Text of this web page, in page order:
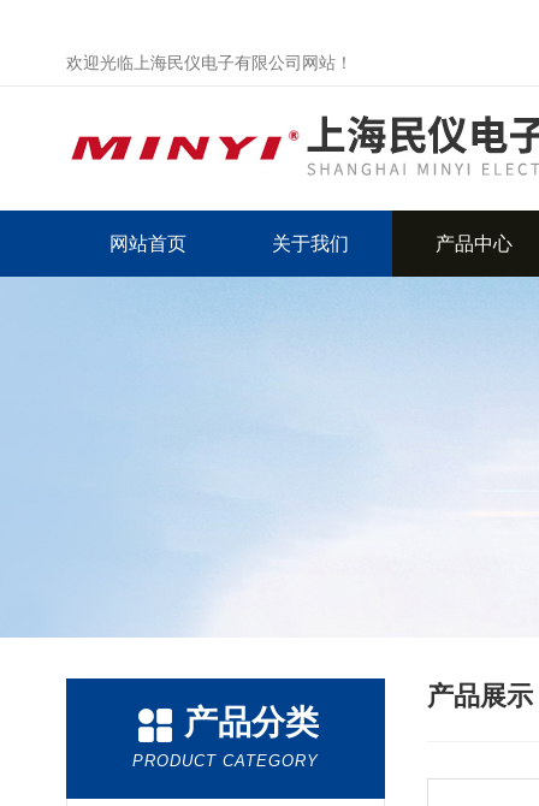
欢迎光临上海民仪电子有限公司网站！
网站首页 关于我们 产品中心
产品分类
PRODUCT CATEGORY
产品展示